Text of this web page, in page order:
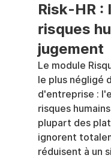
Risk-HR :
risques
jugement
Le module
le plus négligé
d'entreprise :
risques
plupart des
ignorent
réduisent à un